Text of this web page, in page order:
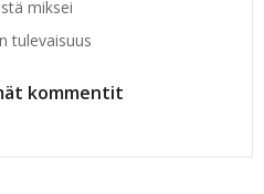
miksei
tulevaisuus
kommentit